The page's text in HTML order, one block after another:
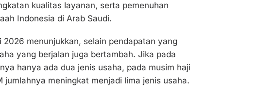
kualitas layanan, serta pemenuhan
Indonesia di Arab Saudi.
2026 menunjukkan, selain pendapatan yang
yang berjalan juga bertambah. Jika pada
hanya ada dua jenis usaha, pada musim haji
jumlahnya meningkat menjadi lima jenis usaha.